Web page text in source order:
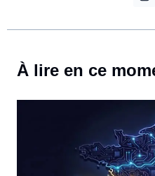
À lire en ce